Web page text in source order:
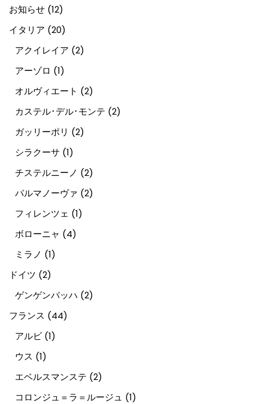
お知らせ (12)
イタリア (20)
アクイレイア (2)
アーゾロ (1)
オルヴィエート (2)
カステル･デル･モンテ (2)
ガッリーポリ (2)
シラクーサ (1)
チステルニーノ (2)
パルマノーヴァ (2)
フィレンツェ (1)
ボローニャ (4)
ミラノ (1)
ドイツ (2)
ゲンゲンバッハ (2)
フランス (44)
アルビ (1)
ウス (1)
エベルスマンステ (2)
コロンジュ＝ラ＝ルージュ (1)